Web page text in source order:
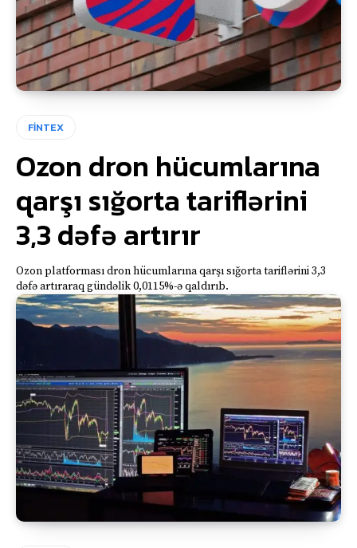
FİNTEX
Ozon dron hücumlarına
qarşı sığorta tariflərini
3,3 dəfə artırır
Ozon platforması dron hücumlarına qarşı sığorta tariflərini 3,3
dəfə artıraraq gündəlik 0,0115%-ə qaldırıb.